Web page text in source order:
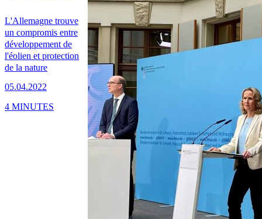
L'Allemagne trouve
un compromis entre
développement de
l'éolien et protection
de la nature
05.04.2022
4 MINUTES